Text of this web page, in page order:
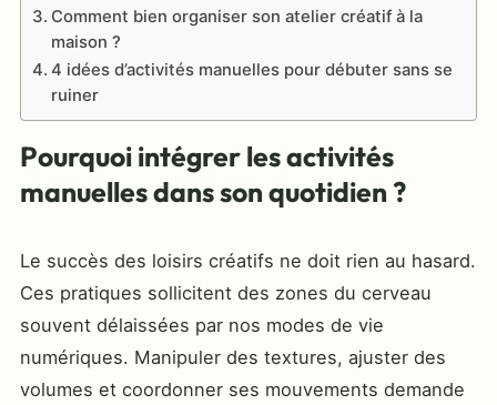
Comment bien organiser son atelier créatif à la
maison ?
4 idées d’activités manuelles pour débuter sans se
ruiner
Pourquoi intégrer les activités
manuelles dans son quotidien ?
Le succès des loisirs créatifs ne doit rien au hasard.
Ces pratiques sollicitent des zones du cerveau
souvent délaissées par nos modes de vie
numériques. Manipuler des textures, ajuster des
volumes et coordonner ses mouvements demande